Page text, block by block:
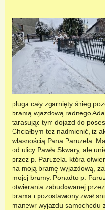
pługa cały zgarnięty śnieg
bramą wjazdową radnego
tarasując tym dojazd do
Chciałbym też nadmienić, iż
własnością Pana Paruzela.
od ulicy Pawła Skwary, ale
przez p. Paruzela, która
na moją bramę wyjazdową,
mojej bramy. Ponadto p.
otwierania zabudowanej
brama i pozostawiony zwał
manewr wyjazdu samochodu